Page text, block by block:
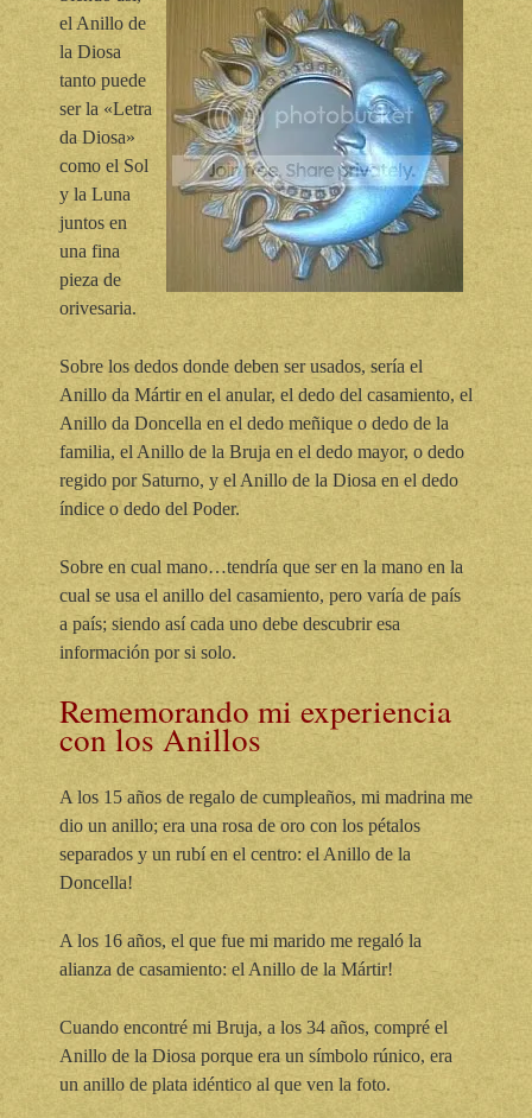
el Anillo de
la Diosa
tanto puede
ser la «Letra
da Diosa»
como el Sol
y la Luna
juntos en
una fina
pieza de
orivesaria.
Sobre los dedos donde deben ser usados, sería el
Anillo da Mártir en el anular, el dedo del casamiento, el
Anillo da Doncella en el dedo meñique o dedo de la
familia, el Anillo de la Bruja en el dedo mayor, o dedo
regido por Saturno, y el Anillo de la Diosa en el dedo
índice o dedo del Poder.
Sobre en cual mano…tendría que ser en la mano en la
cual se usa el anillo del casamiento, pero varía de país
a país; siendo así cada uno debe descubrir esa
información por si solo.
Rememorando mi experiencia
con los Anillos
A los 15 años de regalo de cumpleaños, mi madrina me
dio un anillo; era una rosa de oro con los pétalos
separados y un rubí en el centro: el Anillo de la
Doncella!
A los 16 años, el que fue mi marido me regaló la
alianza de casamiento: el Anillo de la Mártir!
Cuando encontré mi Bruja, a los 34 años, compré el
Anillo de la Diosa porque era un símbolo rúnico, era
un anillo de plata idéntico al que ven la foto.